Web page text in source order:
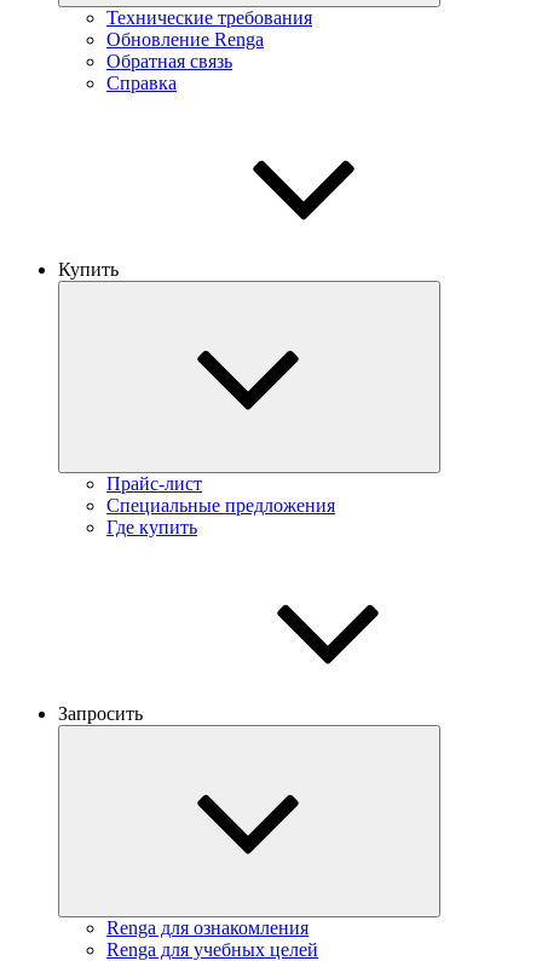
Технические требования
Обновление Renga
Обратная связь
Справка
Купить
Прайс-лист
Специальные предложения
Где купить
Запросить
Renga для ознакомления
Renga для учебных целей